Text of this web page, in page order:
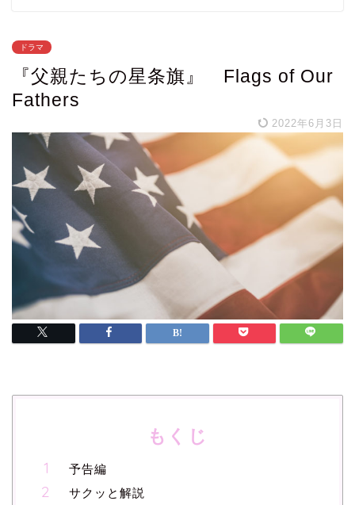
ドラマ
『父親たちの星条旗』 Flags of Our
Fathers
2022年6月3日
もくじ
予告編
サクッと解説